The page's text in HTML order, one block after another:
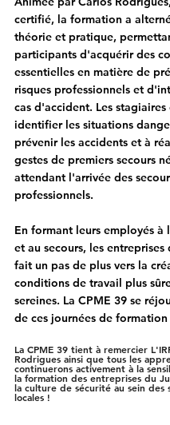
certifié, la formation a
théorie et pratique,
participants d'acquérir des
essentielles en matière de
risques professionnels et
cas d'accident. Les
identifier les situations
prévenir les accidents et à
gestes de premiers secours
attendant l'arrivée des
professionnels.
En formant leurs employés à
et au secours, les entreprises
fait un pas de plus vers la
conditions de travail plus
sereines. La CPME 39 se
de ces journées de formation
La CPME 39 tient à remercier
Rodrigues ainsi que tous les
continuerons activement à la
la formation des entreprises du
la culture de sécurité au sein
locales !